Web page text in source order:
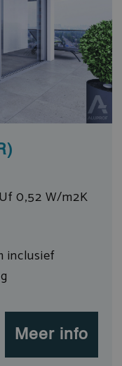
0,52 W/m2K
inclusief
Meer info